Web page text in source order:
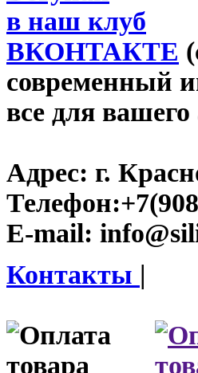
в наш клуб
ВКОНТАКТЕ
современный
все для
Адрес: г.
Телефон:
E-mail:
Контакты